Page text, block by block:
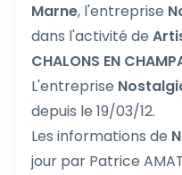
Marne, l'entreprise
dans l'activité de
CHALONS EN
L'entreprise
depuis le 19/03/12.
Les informations de
jour par Patrice